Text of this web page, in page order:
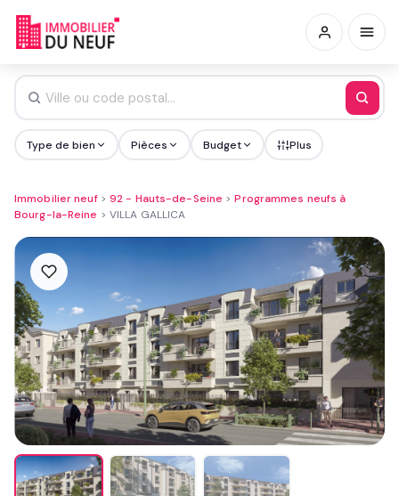
Type de bien Pièces Budget Plus
Immobilier neuf> 92 - Hauts-de-Seine >Programmes neufs à
Bourg-la-Reine > VILLA GALLICA